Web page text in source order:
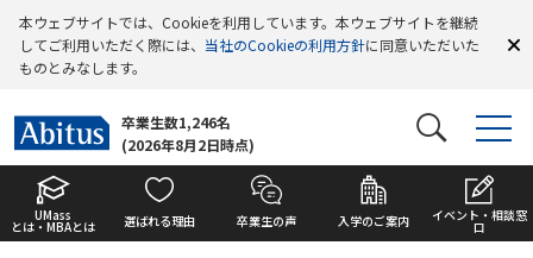
本ウェブサイトでは、Cookieを利用しています。本ウェブサイトを継続
してご利用いただく際には、 当社のCookieの利用方針に同意いただいた
ものとみなします。
卒業生数1,246名
(2026年8月2日時点)
UMass
とは・MBAとは 選ばれる理由 卒業生の声 入学のご案内 イベント・相談窓
口